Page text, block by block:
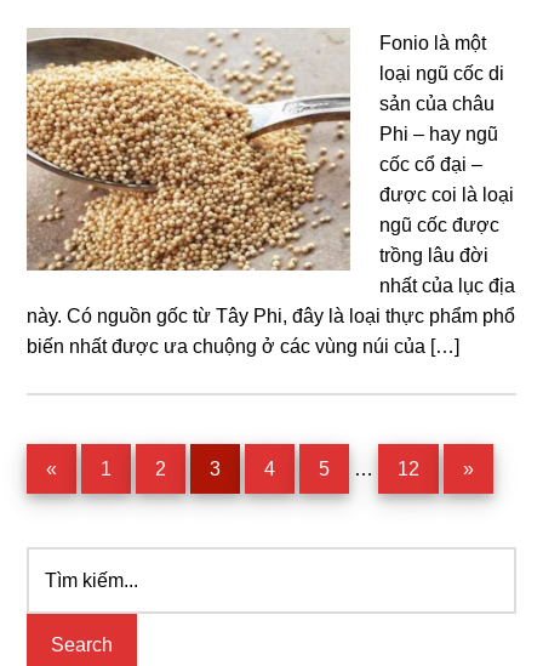
Fonio là một
loại ngũ cốc di
sản của châu
Phi – hay ngũ
cốc cổ đại –
được coi là loại
ngũ cốc được
trồng lâu đời
nhất của lục địa
này. Có nguồn gốc từ Tây Phi, đây là loại thực phẩm phổ
biến nhất được ưa chuộng ở các vùng núi của […]
« Page
1 Page
2 Page
3 Page
4 Page
5
Interim
… Page
12 »
Primary
Sidebar
kiếm...